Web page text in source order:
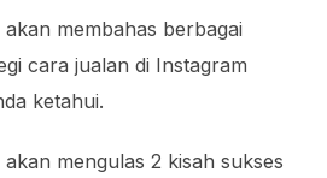
membahas berbagai
cara jualan di Instagram
ketahui.
mengulas 2 kisah sukses